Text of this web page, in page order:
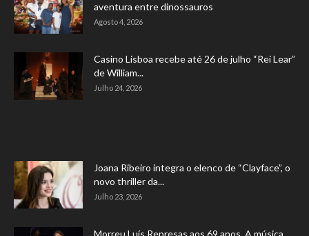
aventura entre dinossauros
Agosto 4, 2026
Casino Lisboa recebe até 26 de julho “Rei Lear”
de William...
Julho 24, 2026
Joana Ribeiro integra o elenco de “Clayface”, o
novo thriller da...
Julho 23, 2026